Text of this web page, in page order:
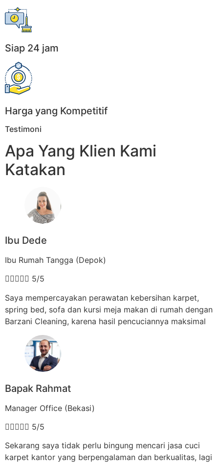
Siap 24 jam
Harga yang Kompetitif
Testimoni
Apa Yang Klien Kami
Katakan
Ibu Dede
Ibu Rumah Tangga (Depok)
 5/5
Saya mempercayakan perawatan kebersihan karpet,
spring bed, sofa dan kursi meja makan di rumah dengan
Barzani Cleaning, karena hasil pencuciannya maksimal
Bapak Rahmat
Manager Office (Bekasi)
 5/5
Sekarang saya tidak perlu bingung mencari jasa cuci
karpet kantor yang berpengalaman dan berkualitas, lagi